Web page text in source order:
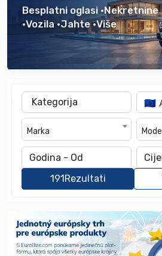
Besplatni oglasi •Nekretnine
•Vozila •Jahte •Više
Kategorija
Marka Model
191Rezultati